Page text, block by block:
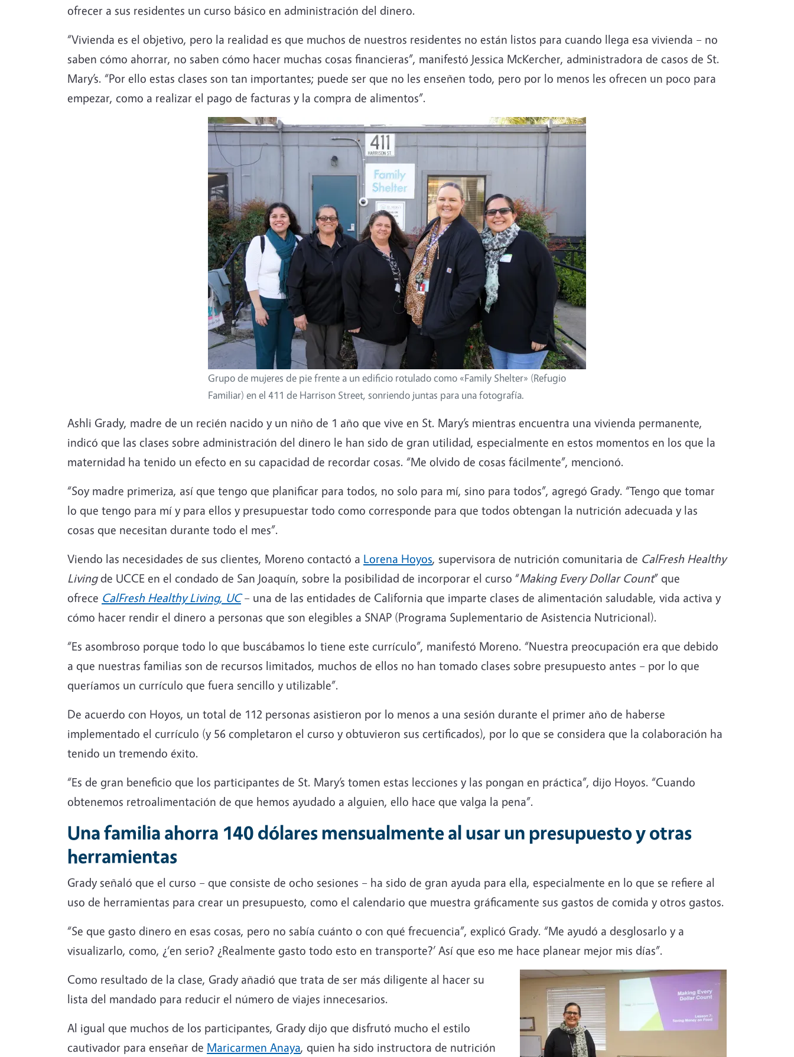
ofrecer a sus residentes un curso básico en administración del dinero.
“Vivienda es el objetivo, pero la realidad es que muchos de nuestros residentes no están listos para cuando llega esa vivienda – no
saben cómo ahorrar, no saben cómo hacer muchas cosas financieras”, manifestó Jessica McKercher, administradora de casos de St.
Mary’s. “Por ello estas clases son tan importantes; puede ser que no les enseñen todo, pero por lo menos les ofrecen un poco para
empezar, como a realizar el pago de facturas y la compra de alimentos”.
Grupo de mujeres de pie frente a un edificio rotulado como «Family Shelter» (Refugio
Familiar) en el 411 de Harrison Street, sonriendo juntas para una fotografía.
Ashli Grady, madre de un recién nacido y un niño de 1 año que vive en St. Mary’s mientras encuentra una vivienda permanente,
indicó que las clases sobre administración del dinero le han sido de gran utilidad, especialmente en estos momentos en los que la
maternidad ha tenido un efecto en su capacidad de recordar cosas. “Me olvido de cosas fácilmente”, mencionó.
“Soy madre primeriza, así que tengo que planificar para todos, no solo para mí, sino para todos”, agregó Grady. “Tengo que tomar
lo que tengo para mí y para ellos y presupuestar todo como corresponde para que todos obtengan la nutrición adecuada y las
cosas que necesitan durante todo el mes”.
Viendo las necesidades de sus clientes, Moreno contactó a Lorena Hoyos, supervisora de nutrición comunitaria de CalFresh Healthy
Livingde UCCE en el condado de San Joaquín, sobre la posibilidad de incorporar el curso “Making Every Dollar Count” que
ofrece CalFresh Healthy Living, UC– una de las entidades de California que imparte clases de alimentación saludable, vida activa y
cómo hacer rendir el dinero a personas que son elegibles a SNAP (Programa Suplementario de Asistencia Nutricional).
“Es asombroso porque todo lo que buscábamos lo tiene este currículo”, manifestó Moreno. “Nuestra preocupación era que debido
a que nuestras familias son de recursos limitados, muchos de ellos no han tomado clases sobre presupuesto antes – por lo que
queríamos un currículo que fuera sencillo y utilizable”.
De acuerdo con Hoyos, un total de 112 personas asistieron por lo menos a una sesión durante el primer año de haberse
implementado el currículo (y 56 completaron el curso y obtuvieron sus certificados), por lo que se considera que la colaboración ha
tenido un tremendo éxito.
“Es de gran beneficio que los participantes de St. Mary’s tomen estas lecciones y las pongan en práctica”, dijo Hoyos. “Cuando
obtenemos retroalimentación de que hemos ayudado a alguien, ello hace que valga la pena”.
Una familia ahorra 140 dólares mensualmente al usar un presupuesto y otras
herramientas
Grady señaló que el curso – que consiste de ocho sesiones – ha sido de gran ayuda para ella, especialmente en lo que se refiere al
uso de herramientas para crear un presupuesto, como el calendario que muestra gráficamente sus gastos de comida y otros gastos.
“Se que gasto dinero en esas cosas, pero no sabía cuánto o con qué frecuencia”, explicó Grady. “Me ayudó a desglosarlo y a
visualizarlo, como, ¿‘en serio? ¿Realmente gasto todo esto en transporte?’ Así que eso me hace planear mejor mis días”.
Como resultado de la clase, Grady añadió que trata de ser más diligente al hacer su
lista del mandado para reducir el número de viajes innecesarios.
Al igual que muchos de los participantes, Grady dijo que disfrutó mucho el estilo
cautivador para enseñar de Maricarmen Anaya, quien ha sido instructora de nutrición